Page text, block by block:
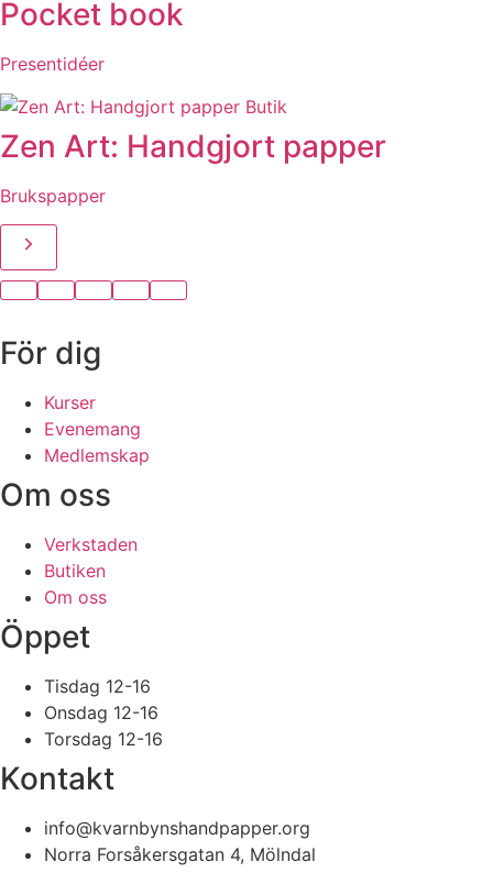
Pocket book
Presentidéer
Butik
Zen Art: Handgjort papper
Brukspapper
För dig
Kurser
Evenemang
Medlemskap
Om oss
Verkstaden
Butiken
Om oss
Öppet
Tisdag 12-16
Onsdag 12-16
Torsdag 12-16
Kontakt
info@kvarnbynshandpapper.org
Norra Forsåkersgatan 4, Mölndal